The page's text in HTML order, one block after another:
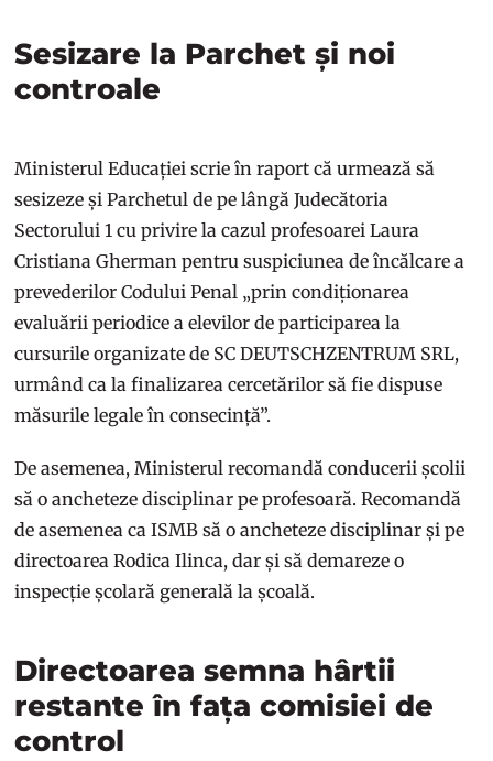
Sesizare la Parchet și noi
controale
Ministerul Educației scrie în raport că urmează să
sesizeze și Parchetul de pe lângă Judecătoria
Sectorului 1 cu privire la cazul profesoarei Laura
Cristiana Gherman pentru suspiciunea de încălcare a
prevederilor Codului Penal „prin condiționarea
evaluării periodice a elevilor de participarea la
cursurile organizate de SC DEUTSCHZENTRUM SRL,
urmând ca la finalizarea cercetărilor să fie dispuse
măsurile legale în consecință”.
De asemenea, Ministerul recomandă conducerii școlii
să o ancheteze disciplinar pe profesoară. Recomandă
de asemenea ca ISMB să o ancheteze disciplinar și pe
directoarea Rodica Ilinca, dar și să demareze o
inspecție școlară generală la școală.
Directoarea semna hârtii
restante în fața comisiei de
control